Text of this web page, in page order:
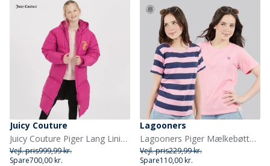
Juicy Couture
Juicy Couture Piger Lang Linie Pufferjakke Festival Fuchsia
Vejl. pris999,99 kr.
Spare700,00 kr.
Lagooners
Lagooners Piger Mælkebøtte To Pak T Shirts Pink
Vejl. pris229,99 kr.
Spare110,00 kr.